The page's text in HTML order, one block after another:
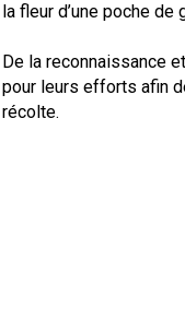
la fleur d’une poche de
De la reconnaissance
pour leurs efforts afin
récolte.